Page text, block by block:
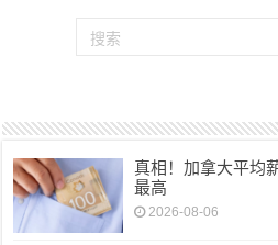
真相！加拿大平均
最高
2026-08-06